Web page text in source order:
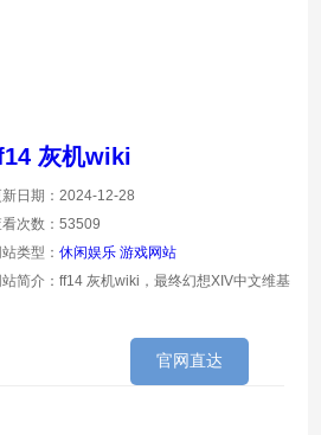
灰机wiki
新日期：2024-12-28
看次数：53509
站类型：休闲娱乐 游戏网站
站简介：ff14 灰机wiki，最终幻想XIV中文维基
官网直达